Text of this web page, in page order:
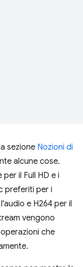
sezione Nozioni di
alcune cose.
il Full HD e i
preferiti per i
e H264 per il
vengono
che